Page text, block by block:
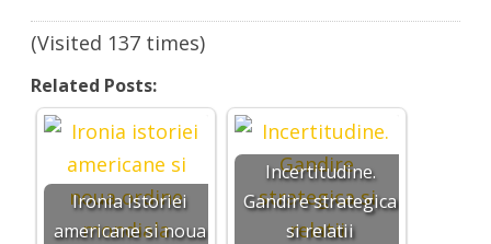
(Visited 137 times)
Related Posts:
Ironia istoriei
americane si noua
Incertitudine.
Gandire strategica
si relatii